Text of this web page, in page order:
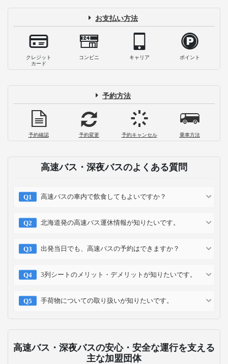
お支払い方法
クレジット
カード
コンビニ キャリア ポイント
予約方法
予約確認 予約変更 予約キャンセル 乗車方法
高速バス・深夜バスのよくある質問
高速バスの車内で飲食してもよいですか？
北海道発の高速バス運休情報が知りたいです。
出発当日でも、高速バスの予約はできますか？
3列シートのメリット・デメリットが知りたいです。
手荷物についての取り扱いが知りたいです。
高速バス・深夜バスの安心・安全な運行を支える
主な加盟団体